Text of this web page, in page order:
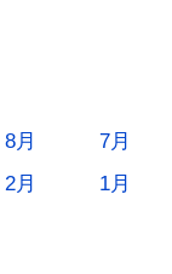
8月
7月
2月 1月